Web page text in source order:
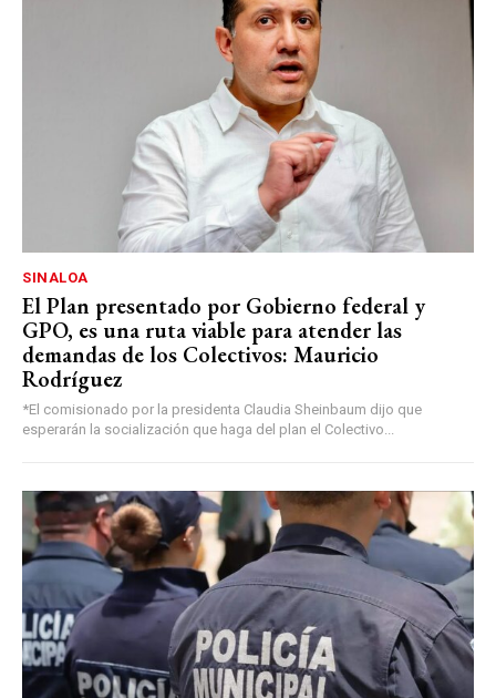
SINALOA
El Plan presentado por Gobierno federal y
GPO, es una ruta viable para atender las
demandas de los Colectivos: Mauricio
Rodríguez
*El comisionado por la presidenta Claudia Sheinbaum dijo que
esperarán la socialización que haga del plan el Colectivo...